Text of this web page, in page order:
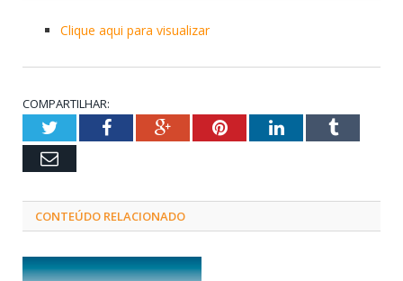
Clique aqui para visualizar
COMPARTILHAR:
TwitterFacebookGoogle+PinterestLinkedInTumblr
Email
CONTEÚDO RELACIONADO